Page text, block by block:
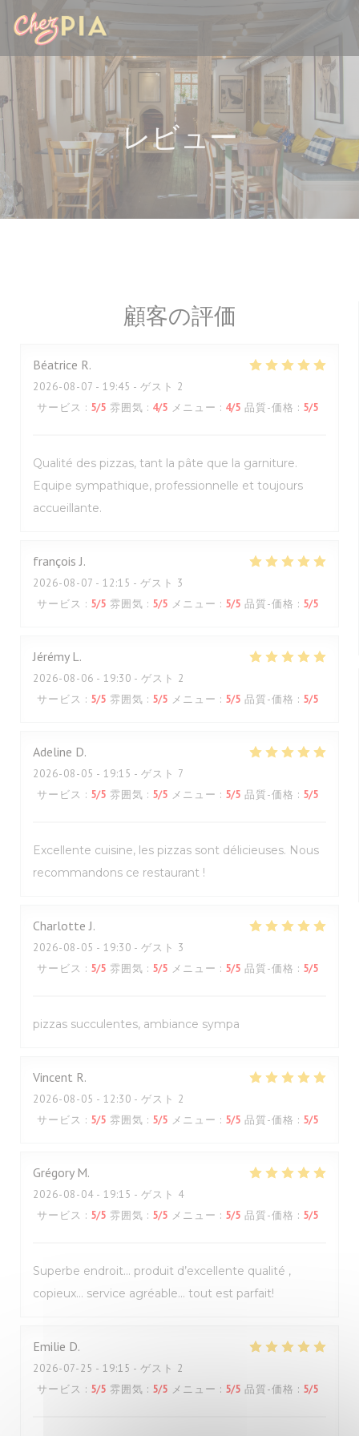
クッキー利用の管理について
レビュー
顧客の評価
Béatrice R
2026-08-07 - 19:45 - ゲスト 2
サービス : 5/5 雰囲気 : 4/5 メニュー : 4/5 品質-価格 : 5/5
Qualité des pizzas, tant la pâte que la garniture.
Equipe sympathique, professionnelle et toujours
accueillante.
françois J
2026-08-07 - 12:15 - ゲスト 3
サービス : 5/5 雰囲気 : 5/5 メニュー : 5/5 品質-価格 : 5/5
Jérémy L
2026-08-06 - 19:30 - ゲスト 2
サービス : 5/5 雰囲気 : 5/5 メニュー : 5/5 品質-価格 : 5/5
Adeline D
2026-08-05 - 19:15 - ゲスト 7
サービス : 5/5 雰囲気 : 5/5 メニュー : 5/5 品質-価格 : 5/5
Excellente cuisine, les pizzas sont délicieuses. Nous
recommandons ce restaurant !
Charlotte J
2026-08-05 - 19:30 - ゲスト 3
サービス : 5/5 雰囲気 : 5/5 メニュー : 5/5 品質-価格 : 5/5
pizzas succulentes, ambiance sympa
Vincent R
2026-08-05 - 12:30 - ゲスト 2
サービス : 5/5 雰囲気 : 5/5 メニュー : 5/5 品質-価格 : 5/5
Grégory M
2026-08-04 - 19:15 - ゲスト 4
サービス : 5/5 雰囲気 : 5/5 メニュー : 5/5 品質-価格 : 5/5
Superbe endroit… produit d’excellente qualité ,
copieux… service agréable… tout est parfait!
Emilie D
2026-07-25 - 19:15 - ゲスト 2
サービス : 5/5 雰囲気 : 5/5 メニュー : 5/5 品質-価格 : 5/5